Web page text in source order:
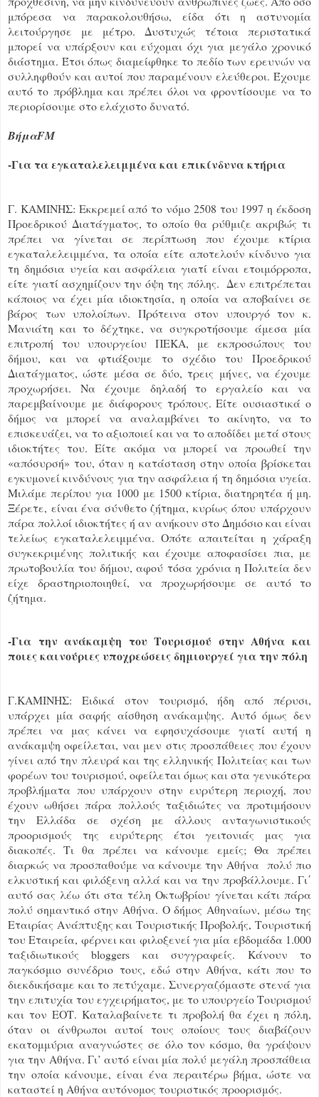
μπόρεσα να παρακολουθήσω, είδα ότι η αστυνομία
λειτούργησε με μέτρο. Δυστυχώς τέτοια περιστατικά
μπορεί να υπάρξουν και εύχομαι όχι για μεγάλο χρονικό
διάστημα. Έτσι όπως διαμείφθηκε το πεδίο των ερευνών να
συλληφθούν και αυτοί που παραμένουν ελεύθεροι. Έχουμε
αυτό το πρόβλημα και πρέπει όλοι να φροντίσουμε να το
περιορίσουμε στο ελάχιστο δυνατό.
ΒήμαFM
-Για τα εγκαταλελειμμένα και επικίνδυνα κτήρια
Γ. ΚΑΜΙΝΗΣ: Εκκρεμεί από το νόμο 2508 του 1997 η έκδοση
Προεδρικού Διατάγματος, το οποίο θα ρύθμιζε ακριβώς τι
πρέπει να γίνεται σε περίπτωση που έχουμε κτίρια
εγκαταλελειμμένα, τα οποία είτε αποτελούν κίνδυνο για
τη δημόσια υγεία και ασφάλεια γιατί είναι ετοιμόρροπα,
είτε γιατί ασχημίζουν την όψη της πόλης. Δεν επιτρέπεται
κάποιος να έχει μία ιδιοκτησία, η οποία να αποβαίνει σε
βάρος των υπολοίπων. Πρότεινα στον υπουργό τον κ.
Μανιάτη και το δέχτηκε, να συγκροτήσουμε άμεσα μία
επιτροπή του υπουργείου ΠΕΚΑ, με εκπροσώπους του
δήμου, και να φτιάξουμε το σχέδιο του Προεδρικού
Διατάγματος, ώστε μέσα σε δύο, τρεις μήνες, να έχουμε
προχωρήσει. Να έχουμε δηλαδή το εργαλείο και να
παρεμβαίνουμε με διάφορους τρόπους. Είτε ουσιαστικά ο
δήμος να μπορεί να αναλαμβάνει το ακίνητο, να το
επισκευάζει, να το αξιοποιεί και να το αποδίδει μετά στους
ιδιοκτήτες του. Είτε ακόμα να μπορεί να προωθεί την
«απόσυρσή» του, όταν η κατάσταση στην οποία βρίσκεται
εγκυμονεί κινδύνους για την ασφάλεια ή τη δημόσια υγεία.
Μιλάμε περίπου για 1000 με 1500 κτίρια, διατηρητέα ή μη.
Ξέρετε, είναι ένα σύνθετο ζήτημα, κυρίως όπου υπάρχουν
πάρα πολλοί ιδιοκτήτες ή αν ανήκουν στο Δημόσιο και είναι
τελείως εγκαταλελειμμένα. Οπότε απαιτείται η χάραξη
συγκεκριμένης πολιτικής και έχουμε αποφασίσει πια, με
πρωτοβουλία του δήμου, αφού τόσα χρόνια η Πολιτεία δεν
είχε δραστηριοποιηθεί, να προχωρήσουμε σε αυτό το
ζήτημα.
-Για την ανάκαμψη του Τουρισμού στην Αθήνα και
ποιες καινούριες υποχρεώσεις δημιουργεί για την πόλη
Γ.ΚΑΜΙΝΗΣ: Ειδικά στον τουρισμό, ήδη από πέρυσι,
υπάρχει μία σαφής αίσθηση ανάκαμψης. Αυτό όμως δεν
πρέπει να μας κάνει να εφησυχάσουμε γιατί αυτή η
ανάκαμψη οφείλεται, ναι μεν στις προσπάθειες που έχουν
γίνει από την πλευρά και της ελληνικής Πολιτείας και των
φορέων του τουρισμού, οφείλεται όμως και στα γενικότερα
προβλήματα που υπάρχουν στην ευρύτερη περιοχή, που
έχουν ωθήσει πάρα πολλούς ταξιδιώτες να προτιμήσουν
την Ελλάδα σε σχέση με άλλους ανταγωνιστικούς
προορισμούς της ευρύτερης έτσι γειτονιάς μας για
διακοπές. Τι θα πρέπει να κάνουμε εμείς; Θα πρέπει
διαρκώς να προσπαθούμε να κάνουμε την Αθήνα πολύ πιο
ελκυστική και φιλόξενη αλλά και να την προβάλλουμε. Γι΄
αυτό σας λέω ότι στα τέλη Οκτωβρίου γίνεται κάτι πάρα
πολύ σημαντικό στην Αθήνα. Ο δήμος Αθηναίων, μέσω της
Εταιρίας Ανάπτυξης και Τουριστικής Προβολής, Τουριστική
του Εταιρεία, φέρνει και φιλοξενεί για μία εβδομάδα 1.000
ταξιδιωτικούς bloggers και συγγραφείς. Κάνουν το
παγκόσμιο συνέδριο τους, εδώ στην Αθήνα, κάτι που το
διεκδικήσαμε και το πετύχαμε. Συνεργαζόμαστε στενά για
την επιτυχία του εγχειρήματος, με το υπουργείο Τουρισμού
και τον ΕΟΤ. Καταλαβαίνετε τι προβολή θα έχει η πόλη,
όταν οι άνθρωποι αυτοί τους οποίους τους διαβάζουν
εκατομμύρια αναγνώστες σε όλο τον κόσμο, θα γράψουν
για την Αθήνα. Γι’ αυτό είναι μία πολύ μεγάλη προσπάθεια
την οποία κάνουμε, είναι ένα περαιτέρω βήμα, ώστε να
καταστεί η Αθήνα αυτόνομος τουριστικός προορισμός.